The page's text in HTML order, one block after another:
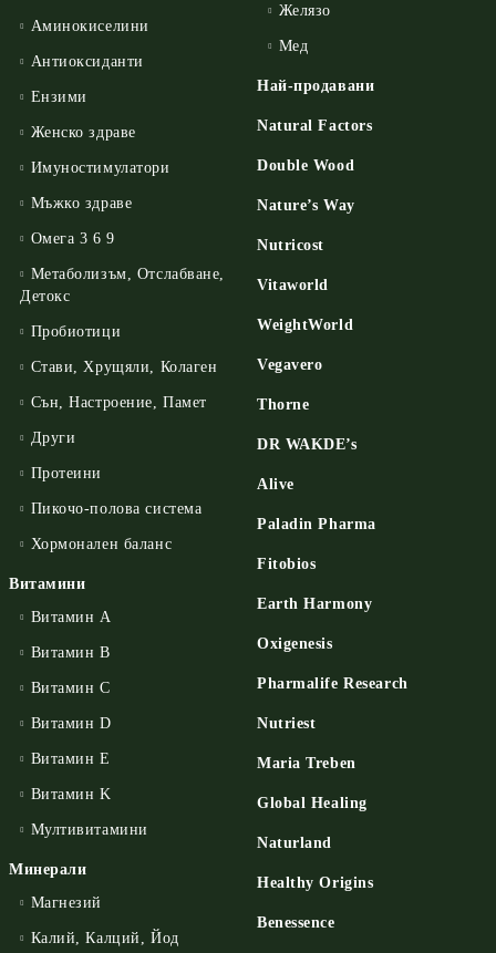
Аминокиселини
Антиоксиданти
Ензими
Женско здраве
Имуностимулатори
Мъжко здраве
Омега 3 6 9
Метаболизъм, Отслабване,
Детокс
Пробиотици
Стави, Хрущяли, Колаген
Сън, Настроение, Памет
Други
Протеини
Пикочо-полова система
Хормонален баланс
Витамини
Витамин А
Витамин B
Витамин C
Витамин D
Витамин E
Витамин K
Мултивитамини
Минерали
Магнезий
Калий, Калций, Йод
Желязо
Мед
Най-продавани
Natural Factors
Double Wood
Nature’s Way
Nutricost
Vitaworld
WeightWorld
Vegavero
Thorne
DR WAKDE’s
Alive
Paladin Pharma
Fitobios
Earth Harmony
Oxigenesis
Pharmalife Research
Nutriest
Maria Treben
Global Healing
Naturland
Healthy Origins
Benessence